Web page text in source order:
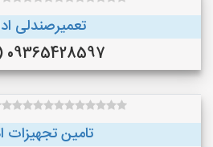
تعمیرصندلی
09365428597 (تهران)
تامین تجهیزات